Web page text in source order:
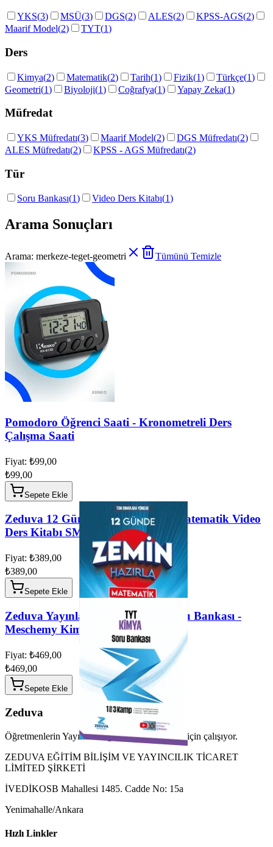
YKS(3) MSÜ(3) DGS(2) ALES(2) KPSS-AGS(2)
Maarif Model(2) TYT(1)
Ders
Kimya(2) Matematik(2) Tarih(1) Fizik(1) Türkçe(1)
Geometri(1) Biyoloji(1) Coğrafya(1) Yapay Zeka(1)
Müfredat
YKS Müfredatı(3) Maarif Model(2) DGS Müfredatı(2)
ALES Müfredatı(2) KPSS - AGS Müfredatı(2)
Tür
Soru Bankası(1) Video Ders Kitabı(1)
Arama Sonuçları
Arama: merkeze-teget-geometri Tümünü Temizle
Pomodoro Öğrenci Saati - Kronometreli Ders
Çalışma Saati
Fiyat: ₺99,00
₺99,00
Sepete Ekle
Zeduva 12 Günde Zemin Hazırla Matematik Video
Ders Kitabı SML Matematik
Fiyat: ₺389,00
₺389,00
Sepete Ekle
Zeduva Yayınları - TYT Kimya Soru Bankası -
Meschemy Kimya
Fiyat: ₺469,00
₺469,00
Sepete Ekle
Zeduva
Öğretmenlerin Yayınevi. Eğitimde fırsat eşitliği için çalışıyor.
ZEDUVA EĞİTİM BİLİŞİM VE YAYINCILIK TİCARET
LİMİTED ŞİRKETİ
İVEDİKOSB Mahallesi 1485. Cadde No: 15a
Yenimahalle/Ankara
Hızlı Linkler